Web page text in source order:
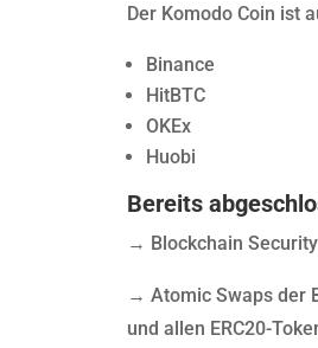
Der Komodo Coin ist
Binance
HitBTC
OKEx
Huobi
Bereits
→ Blockchain
→ Atomic Swaps der
und allen ERC20-